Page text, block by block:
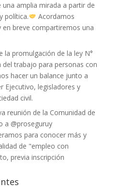
amplia mirada a partir de
política.
Acordamos
breve compartiremos una
la promulgación de la ley N°
trabajo para personas con
hacer un balance junto a
Ejecutivo, legisladores y
civil.
reunión de la Comunidad de
a @proseguruy
para conocer más y
de "empleo con
previa inscripción